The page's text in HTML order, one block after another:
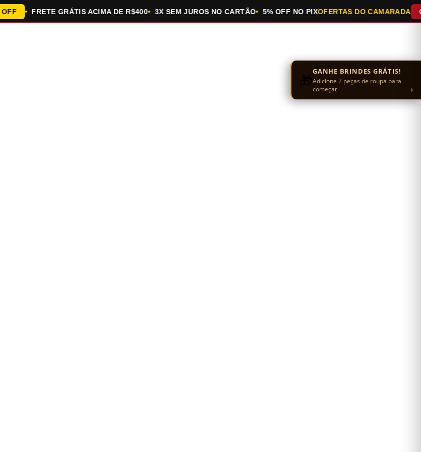
FRETE GRÁTIS ACIMA DE R$400 3X SEM JUROS NO CARTÃO 5% OFF NO PIXOFERTAS DO CAMARADA
🎁GANHE BRINDES GRÁTIS!
Adicione 2 peças de roupa para
começar
›